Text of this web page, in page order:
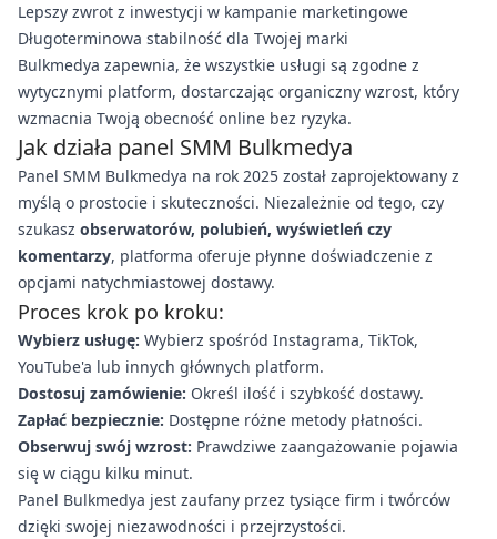
Lepszy zwrot z inwestycji w kampanie marketingowe
Długoterminowa stabilność dla Twojej marki
Bulkmedya zapewnia, że wszystkie usługi są zgodne z
wytycznymi platform, dostarczając organiczny wzrost, który
wzmacnia Twoją obecność online bez ryzyka.
Jak działa panel SMM Bulkmedya
Panel SMM Bulkmedya na rok 2025 został zaprojektowany z
myślą o prostocie i skuteczności. Niezależnie od tego, czy
szukasz obserwatorów, polubień, wyświetleń czy
komentarzy, platforma oferuje płynne doświadczenie z
opcjami natychmiastowej dostawy.
Proces krok po kroku:
Wybierz usługę: Wybierz spośród Instagrama, TikTok,
YouTube'a lub innych głównych platform.
Dostosuj zamówienie: Określ ilość i szybkość dostawy.
Zapłać bezpiecznie: Dostępne różne metody płatności.
Obserwuj swój wzrost: Prawdziwe zaangażowanie pojawia
się w ciągu kilku minut.
Panel Bulkmedya jest zaufany przez tysiące firm i twórców
dzięki swojej niezawodności i przejrzystości.